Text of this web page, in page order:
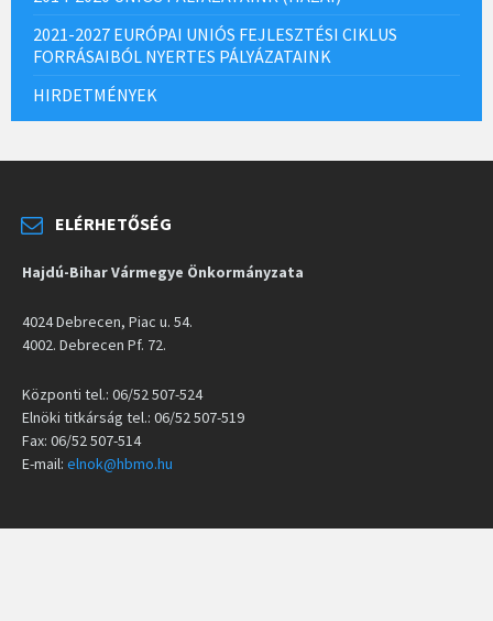
2021-2027 EURÓPAI UNIÓS FEJLESZTÉSI CIKLUS
FORRÁSAIBÓL NYERTES PÁLYÁZATAINK
HIRDETMÉNYEK
ELÉRHETŐSÉG
Hajdú-Bihar Vármegye Önkormányzata
4024 Debrecen, Piac u. 54.
4002. Debrecen Pf. 72.
Központi tel.: 06/52 507-524
Elnöki titkárság tel.: 06/52 507-519
Fax: 06/52 507-514
E-mail: elnok@hbmo.hu